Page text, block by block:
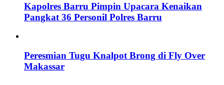
Kapolres Barru Pimpin Upacara Kenaikan
Pangkat 36 Personil Polres Barru
Peresmian Tugu Knalpot Brong di Fly Over
Makassar